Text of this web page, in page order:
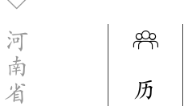
河
南
省
历